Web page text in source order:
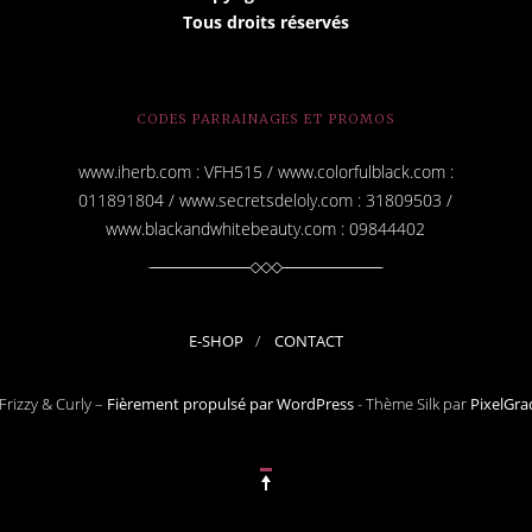
Tous droits réservés
CODES PARRAINAGES ET PROMOS
www.iherb.com : VFH515 / www.colorfulblack.com :
011891804 / www.secretsdeloly.com : 31809503 /
www.blackandwhitebeauty.com : 09844402
E-SHOP CONTACT
& Curly – Fièrement propulsé par WordPress-Thème Silk par